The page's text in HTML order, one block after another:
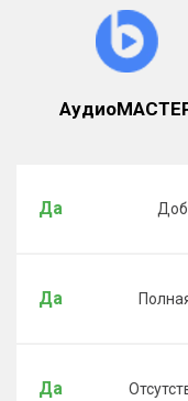
Да
Да
Да